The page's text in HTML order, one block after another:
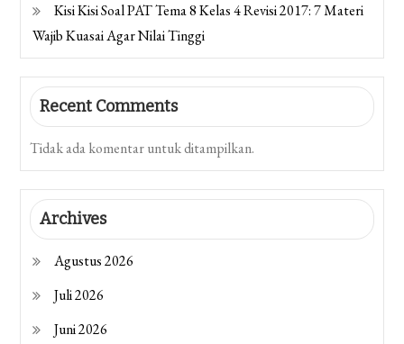
Kisi Kisi Soal PAT Tema 8 Kelas 4 Revisi 2017: 7 Materi
Wajib Kuasai Agar Nilai Tinggi
Recent Comments
Tidak ada komentar untuk ditampilkan.
Archives
Agustus 2026
Juli 2026
Juni 2026